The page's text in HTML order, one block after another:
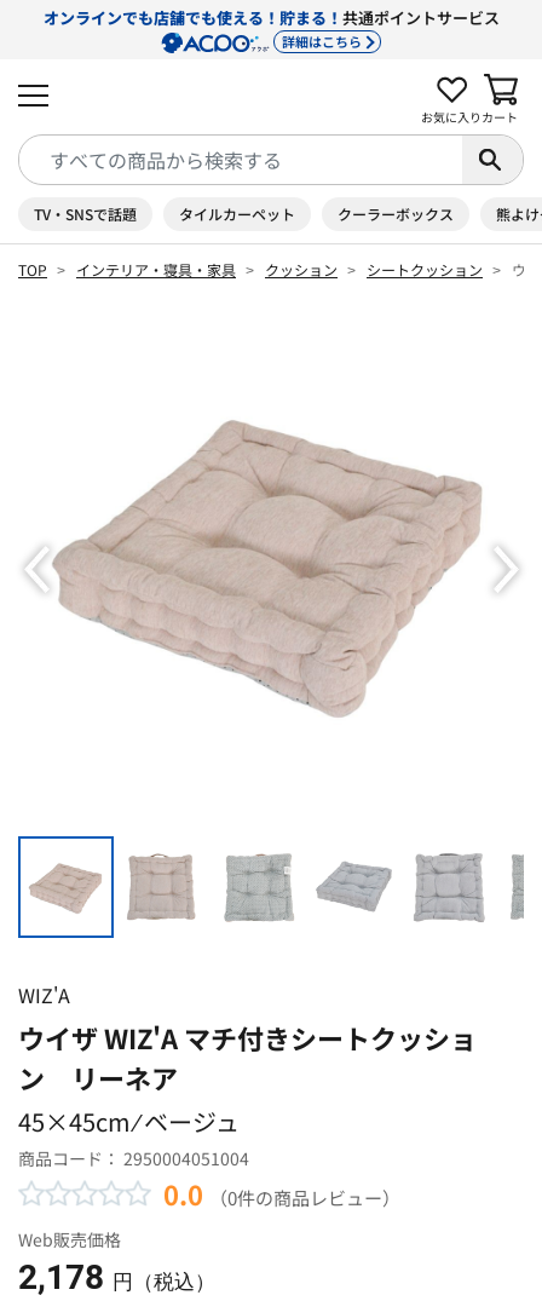
オンラインでも店舗でも使える！貯まる！ 共通ポイントサービス
詳細はこちら
お気に入り カート
TV・SNSで話題 タイルカーペット クーラーボックス 熊よ
TOP インテリア・寝具・家具 クッション シートクッション ウ
WIZ'A
ウイザ WIZ'A マチ付きシートクッショ
ン リーネア
45×45cm ⁄ ベージュ
商品コード： 2950004051004
0.0 （0件の商品レビュー）
Web販売価格
2,178 円（税込）